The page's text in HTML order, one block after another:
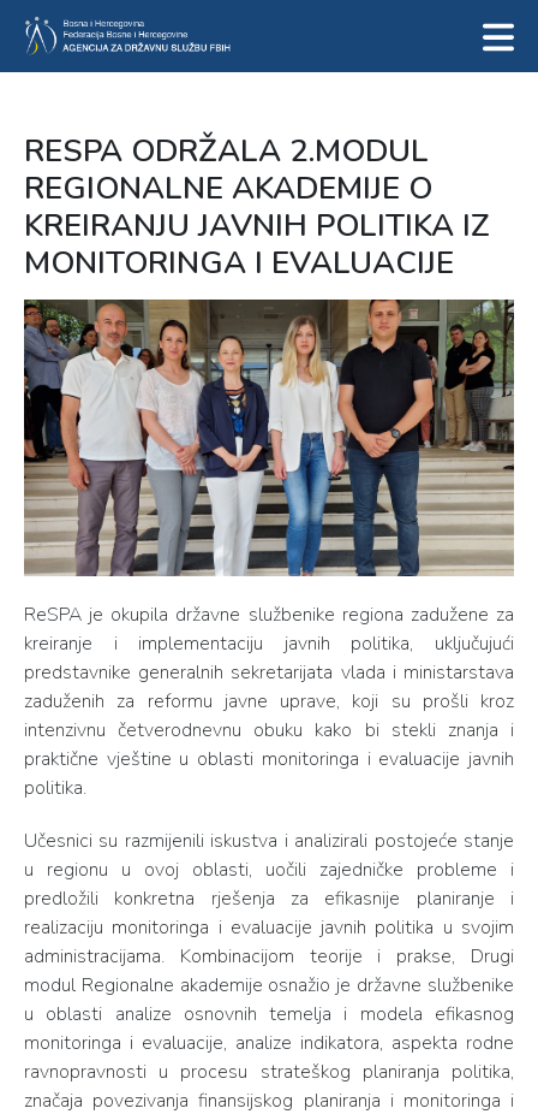
RESPA ODRŽALA 2.MODUL
REGIONALNE AKADEMIJE O
KREIRANJU JAVNIH POLITIKA IZ
MONITORINGA I EVALUACIJE
ReSPA je okupila državne službenike regiona zadužene za
kreiranje i implementaciju javnih politika, uključujući
predstavnike generalnih sekretarijata vlada i ministarstava
zaduženih za reformu javne uprave, koji su prošli kroz
intenzivnu četverodnevnu obuku kako bi stekli znanja i
praktične vještine u oblasti monitoringa i evaluacije javnih
politika.
Učesnici su razmijenili iskustva i analizirali postojeće stanje
u regionu u ovoj oblasti, uočili zajedničke probleme i
predložili konkretna rješenja za efikasnije planiranje i
realizaciju monitoringa i evaluacije javnih politika u svojim
administracijama. Kombinacijom teorije i prakse, Drugi
modul Regionalne akademije osnažio je državne službenike
u oblasti analize osnovnih temelja i modela efikasnog
monitoringa i evaluacije, analize indikatora, aspekta rodne
ravnopravnosti u procesu strateškog planiranja politika,
značaja povezivanja finansijskog planiranja i monitoringa i